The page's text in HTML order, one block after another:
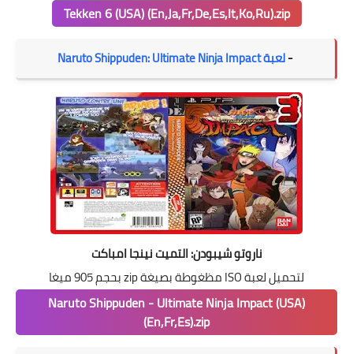
Tekken 6 (USA) (En,Ja,Fr,De,Es,It,Ko,Ru).zip
-لعبة Naruto Shippuden: Ultimate Ninja Impact
ناروتو شيبودن: التميت نينجا امباكت
لتحميل لعبة ISO مظغوطة بصيغة zip بحجم 905 ميغا
Naruto Shippuden - Ultimate Ninja Impact (USA)
(En,Fr,Es).zip